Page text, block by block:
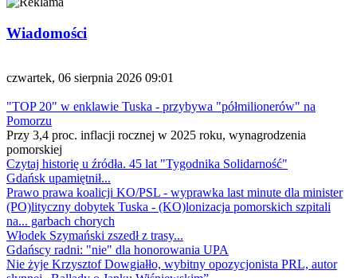
Wiadomości
czwartek, 06 sierpnia 2026 09:01
"TOP 20" w enklawie Tuska - przybywa "półmilionerów" na
Pomorzu
Przy 3,4 proc. inflacji rocznej w 2025 roku, wynagrodzenia
pomorskiej
Czytaj historię u źródła. 45 lat "Tygodnika Solidarność"
Gdańsk upamiętnił...
Prawo prawa koalicji KO/PSL - wyprawka last minute dla minister
(PO)lityczny dobytek Tuska - (KO)lonizacja pomorskich szpitali
na... garbach chorych
Włodek Szymański zszedł z trasy...
Gdańscy radni: "nie" dla honorowania UPA
Nie żyje Krzysztof Dowgiałło, wybitny opozycjonista PRL, autor